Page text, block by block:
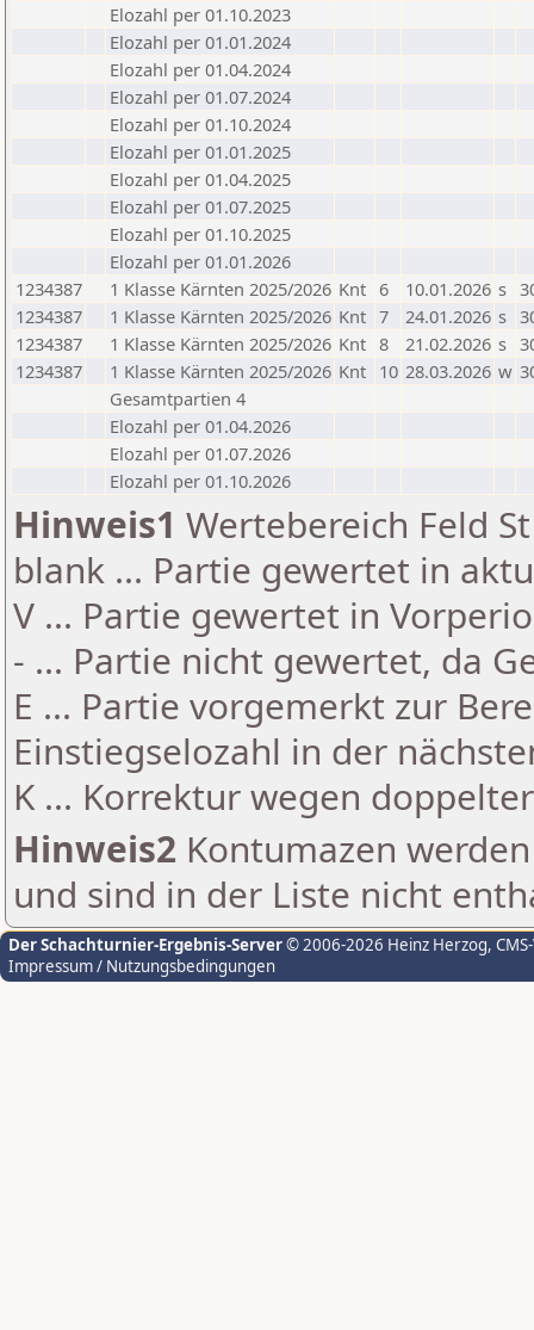
Elozahl per 01.10.2023
Elozahl per 01.01.2024
Elozahl per 01.04.2024
Elozahl per 01.07.2024
Elozahl per 01.10.2024
Elozahl per 01.01.2025
Elozahl per 01.04.2025
Elozahl per 01.07.2025
Elozahl per 01.10.2025
Elozahl per 01.01.2026
1234387
1 Klasse Kärnten 2025/2026 Knt 6 10.01.2026 s
1234387
1 Klasse Kärnten 2025/2026 Knt 7 24.01.2026 s
1234387
1 Klasse Kärnten 2025/2026 Knt 8 21.02.2026 s
1234387
1 Klasse Kärnten 2025/2026 Knt 10 28.03.2026 w
Gesamtpartien 4
Elozahl per 01.04.2026
Elozahl per 01.07.2026
Elozahl per 01.10.2026
Hinweis1 Wertebereich Feld
blank ... Partie gewertet in
V ... Partie gewertet in
- ... Partie nicht gewertet, da
E ... Partie vorgemerkt zur
Einstiegselozahl in der
K ... Korrektur wegen
Hinweis2 Kontumazen
und sind in der Liste nicht
Der Schachturnier-Ergebnis-Server© 2006-2026 Heinz Herzog,
Impressum / Nutzungsbedingungen